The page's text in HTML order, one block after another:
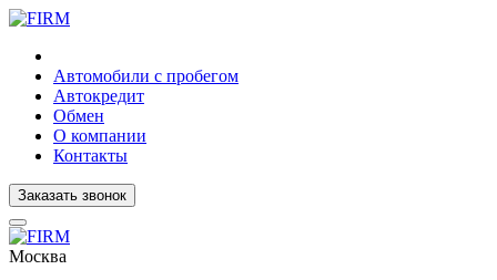
Автомобили с пробегом
Автокредит
Обмен
О компании
Контакты
Заказать звонок
Москва